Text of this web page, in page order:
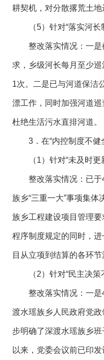
耕契机，对分散撂荒土地
（5）针对“落实河长
整改落实情况：一是
求，乡级河长每月至少
1次。二是已与河道保洁
漂工作，同时加强河道巡
杜绝生活污水直排河道。
3．在“内控制度不健
（1）针对“未及时更
整改落实情况：已于4
族乡“三重一大”事项集
族乡工程建设项目管理
程序制度规定的同时，
目从立项到结算的各环节
（2）针对“民主决策不
整改落实情况：一是4
渡水瑶族乡人民政府党
步明确了深渡水瑶族乡
以来，党委会议前已印